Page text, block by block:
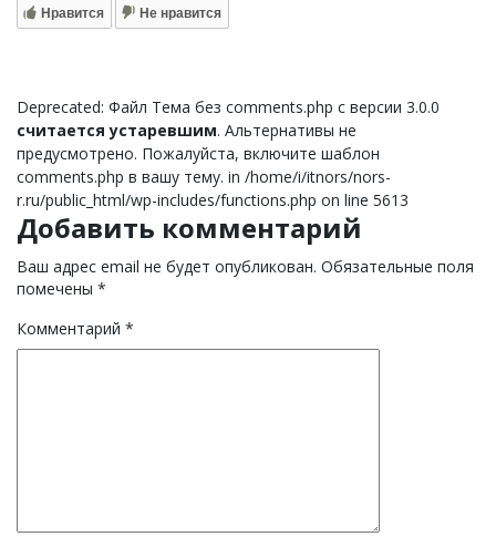
Нравится Не нравится
Deprecated: Файл Тема без comments.php с версии 3.0.0
считается устаревшим. Альтернативы не
предусмотрено. Пожалуйста, включите шаблон
comments.php в вашу тему. in /home/i/itnors/nors-
r.ru/public_html/wp-includes/functions.php on line 5613
Добавить комментарий
Ваш адрес email не будет опубликован. Обязательные поля
помечены *
Комментарий *